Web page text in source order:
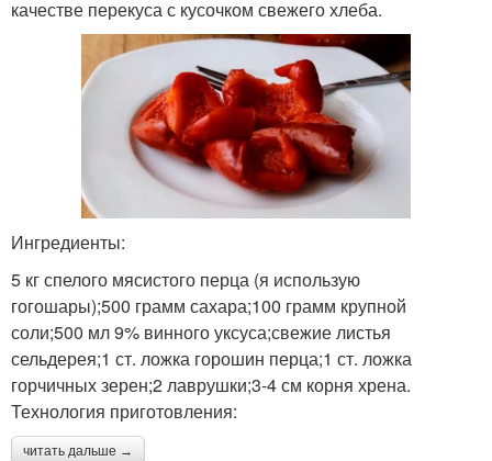
качестве перекуса с кусочком свежего хлеба.
Ингредиенты:
5 кг спелого мясистого перца (я использую
гогошары);500 грамм сахара;100 грамм крупной
соли;500 мл 9% винного уксуса;свежие листья
сельдерея;1 ст. ложка горошин перца;1 ст. ложка
горчичных зерен;2 лаврушки;3-4 см корня хрена.
Технология приготовления:
читать дальше →